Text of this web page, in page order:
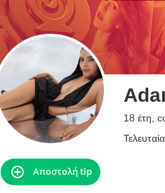
18 έτη,
Αποστολή tip